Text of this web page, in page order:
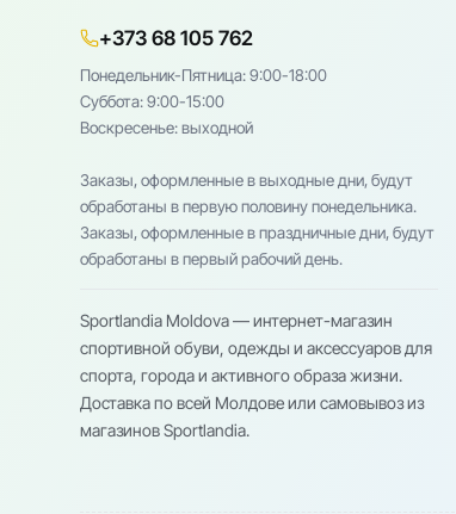
+373 68 105 762
Понедельник-Пятница: 9:00-18:00
Cуббота: 9:00-15:00
Воскресенье: выходной
Заказы, оформленные в выходные дни, будут
обработаны в первую половину понедельника.
Заказы, оформленные в праздничные дни, будут
обработаны в первый рабочий день.
Sportlandia Moldova — интернет-магазин
спортивной обуви, одежды и аксессуаров для
спорта, города и активного образа жизни.
Доставка по всей Молдове или самовывоз из
магазинов Sportlandia.